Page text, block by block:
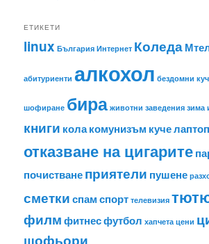
ЕТИКЕТИ
linux България Интернет Коледа
абитуриенти алкохол бездомни
шофиране бира животни заведения зима
книги колакомунизъм кучелаптоп
отказване на цигарите
почистванеприятели пушене
сметкиспамспорт телевизия
филмфитнесфутбол хапчета цени